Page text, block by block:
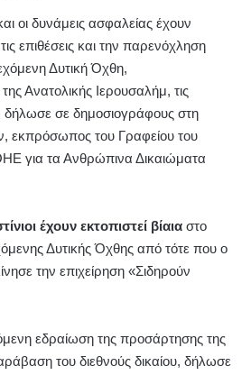
οι δυνάμεις ασφαλείας έχουν
τις επιθέσεις και την παρενόχληση
Δυτική Όχθη,
Ανατολικής Ιερουσαλήμ, τις
δήλωσε σε δημοσιογράφους στη
εκπρόσωπος του Γραφείου του
για τα Ανθρώπινα Δικαιώματα
έχουν εκτοπιστεί βίαια στο
Δυτικής Όχθης από τότε που ο
την επιχείρηση «Σιδηρούν
εδραίωση της προσάρτησης της
του διεθνούς δικαίου, δήλωσε